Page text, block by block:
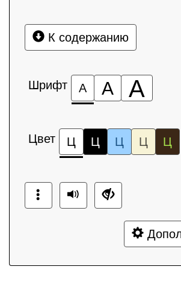
К содержанию
Шрифт А А А
Цвет Ц Ц Ц Ц Ц